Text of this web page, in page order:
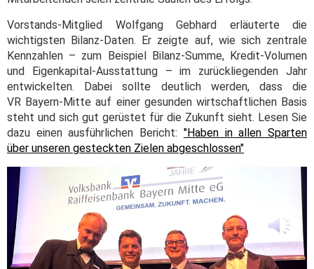
Vorstands-Mitglied Wolfgang Gebhard erläuterte die
wichtigsten Bilanz-Daten. Er zeigte auf, wie sich zentrale
Kennzahlen – zum Beispiel Bilanz-Summe, Kredit-Volumen
und Eigenkapital-Ausstattung – im zurückliegenden Jahr
entwickelten. Dabei sollte deutlich werden, dass die
VR Bayern-Mitte auf einer gesunden wirtschaftlichen Basis
steht und sich gut gerüstet für die Zukunft sieht. Lesen Sie
dazu einen ausführlichen Bericht: "Haben in allen Sparten
über unseren gesteckten Zielen abgeschlossen"